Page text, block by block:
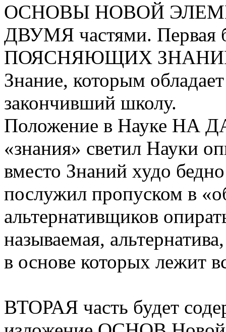
ОСНОВЫ НОВОЙ
ДВУМЯ частями.
ПОЯСНЯЮЩИХ ЗНАНИЙ,
Знание, которым
закончивший школу.
Положение в Науке НА
«знания» светил Науки
вместо Знаний худо
послужил пропуском в
альтернативщиков
называемая,
в основе которых лежит
ВТОРАЯ часть будет